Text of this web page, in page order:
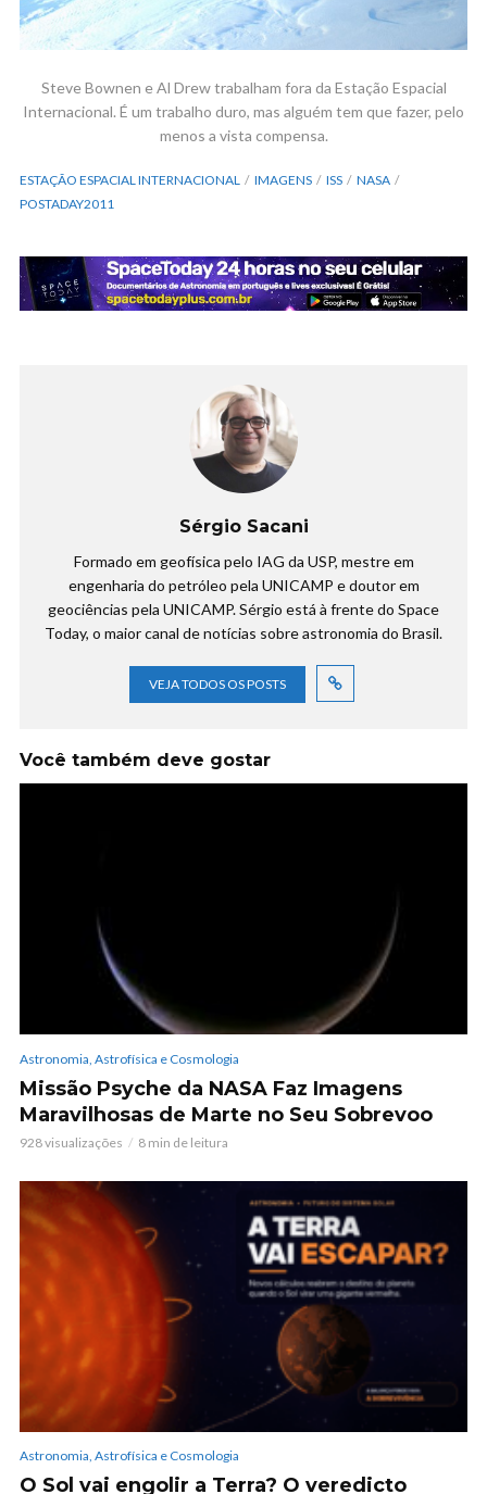
Steve Bownen e Al Drew trabalham fora da Estação Espacial
Internacional. É um trabalho duro, mas alguém tem que fazer, pelo
menos a vista compensa.
ESTAÇÃO ESPACIAL INTERNACIONAL IMAGENS ISS
NASA
POSTADAY2011
Sérgio Sacani
Formado em geofísica pelo IAG da USP, mestre em
engenharia do petróleo pela UNICAMP e doutor em
geociências pela UNICAMP. Sérgio está à frente do Space
Today, o maior canal de notícias sobre astronomia do Brasil.
VEJA TODOS OS POSTS
Você também deve gostar
Astronomia, Astrofísica e Cosmologia
Missão Psyche da NASA Faz Imagens
Maravilhosas de Marte no Seu Sobrevoo
928 visualizações 8 min de leitura
Astronomia, Astrofísica e Cosmologia
O Sol vai engolir a Terra? O veredicto